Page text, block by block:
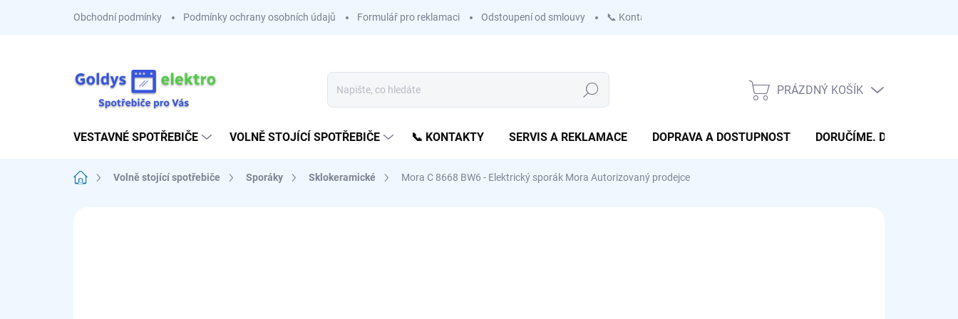
Obchodní podmínky Podmínky ochrany osobních údajů Formulář pro reklamaci Odstoupení od smlouvy 📞 Kontakty
Hledat
NÁKUPNÍ
PRÁZDNÝ KOŠÍK
VESTAVNÉ SPOTŘEBIČE VOLNĚ STOJÍCÍ SPOTŘEBIČE 📞 KONTAKTY SERVIS A REKLAMACE DOPRAVA A DOSTUPNOST DORUČÍME. DONESEME.
Domů Volně stojící spotřebiče Sporáky Sklokeramické Mora C 8668 BW6 - Elektrický sporák Mora Autorizovaný prodejce